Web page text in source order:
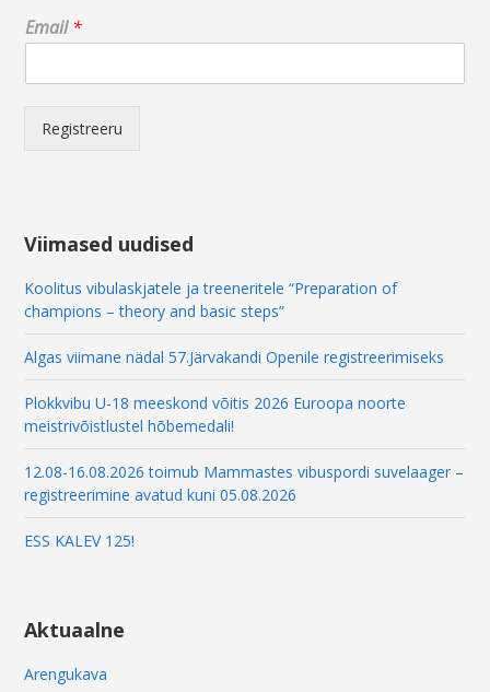
E
m
i
l
Email*
Registreeru
Viimased uudised
Koolitus vibulaskjatele ja treeneritele “Preparation of
champions – theory and basic steps”
Algas viimane nädal 57.Järvakandi Openile registreerimiseks
Plokkvibu U-18 meeskond võitis 2026 Euroopa noorte
meistrivõistlustel hõbemedali!
12.08-16.08.2026 toimub Mammastes vibuspordi suvelaager –
registreerimine avatud kuni 05.08.2026
ESS KALEV 125!
Aktuaalne
Arengukava